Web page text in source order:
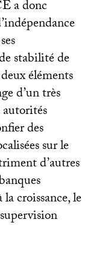
a donc
stabilité de
éléments
d’un très
des
sur le
d’autres
croissance, le